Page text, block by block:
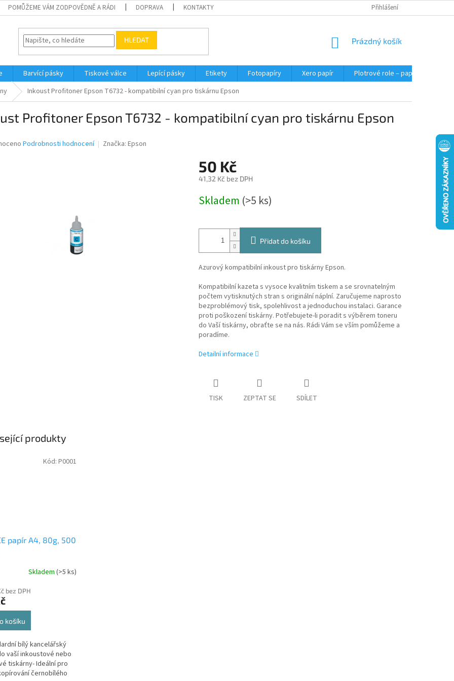
POMŮŽEME VÁM ZODPOVĚDNĚ A RÁDI DOPRAVA KONTAKTY Přihlášení
HLEDAT
NÁKUPNÍ
Prázdný košík
Barvící pásky Tiskové válce Lepící pásky Etikety Fotopapíry Xero papír
Plotrové role – papír do plotru
Inkoust Profitoner Epson T6732 - kompatibilní cyan pro tiskárnu Epson
Profitoner Epson T6732 - kompatibilní cyan pro tiskárnu Epson
Podrobnosti hodnocení Značka: Epson
50 Kč
41,32 Kč bez DPH
cena:
Skladem (>5 ks)
Přidat do košíku
Azurový kompatibilní inkoust pro tiskárny Epson.
Kompatibilní kazeta s vysoce kvalitním tiskem a se srovnatelným
počtem vytisknutých stran s originální náplní. Zaručujeme naprosto
bezproblémový tisk, spolehlivost a jednoduchou instalaci. Garance
proti poškození tiskárny. Potřebujete-li poradit s výběrem toneru
do Vaší tiskárny, obraťte se na nás. Rádi Vám se vším pomůžeme a
poradíme.
Detailní informace
TISK ZEPTAT SE SDÍLET
produkty
papír A4, 80g, 500
Skladem (>5 ks)
bez DPH
košíku
bílý kancelářský
vaší inkoustové nebo
tiskárny- Ideální pro
černobílého
Kód: P0001